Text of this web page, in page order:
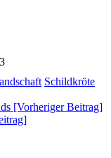
Schildkröte
[Vorheriger Beitrag]